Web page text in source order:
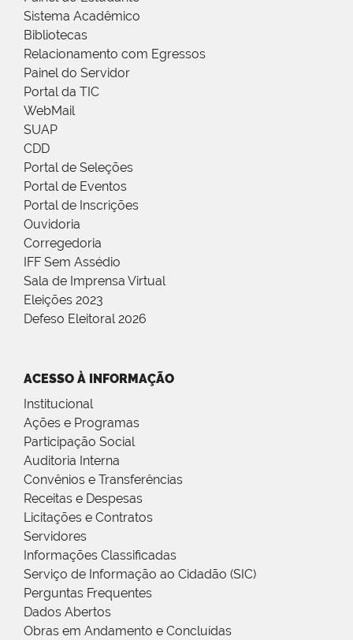
Sistema Acadêmico
Bibliotecas
Relacionamento com Egressos
Painel do Servidor
Portal da TIC
WebMail
SUAP
CDD
Portal de Seleções
Portal de Eventos
Portal de Inscrições
Ouvidoria
Corregedoria
IFF Sem Assédio
Sala de Imprensa Virtual
Eleições 2023
Defeso Eleitoral 2026
ACESSO À INFORMAÇÃO
Institucional
Ações e Programas
Participação Social
Auditoria Interna
Convênios e Transferências
Receitas e Despesas
Licitações e Contratos
Servidores
Informações Classificadas
Serviço de Informação ao Cidadão (SIC)
Perguntas Frequentes
Dados Abertos
Obras em Andamento e Concluídas